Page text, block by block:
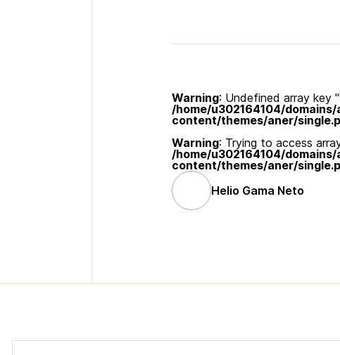
Warning: Undefined array key
/home/u302164104/
content/themes/aner/
Warning: Trying to access
/home/u302164104/
content/themes/aner/
Helio Gama Neto